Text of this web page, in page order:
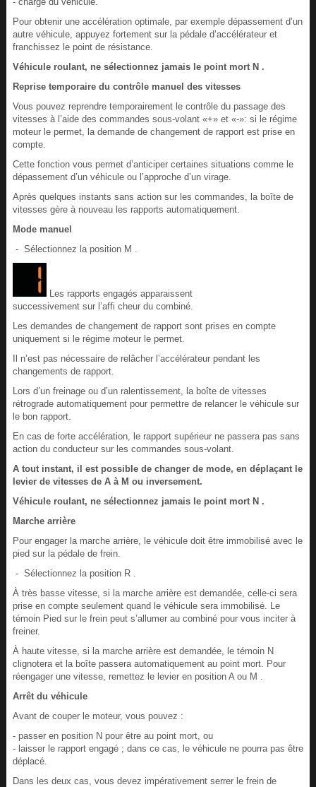
Pour obtenir une accélération optimale, par exemple dépassement d’un
autre véhicule, appuyez fortement sur la pédale d’accélérateur et
franchissez le point de résistance.
Véhicule roulant, ne sélectionnez jamais le point mort N .
Reprise temporaire du contrôle manuel des vitesses
Vous pouvez reprendre temporairement le contrôle du passage des
vitesses à l’aide des commandes sous-volant «+» et «-»: si le régime
moteur le permet, la demande de changement de rapport est prise en
compte.
Cette fonction vous permet d’anticiper certaines situations comme le
dépassement d’un véhicule ou l’approche d’un virage.
Après quelques instants sans action sur les commandes, la boîte de
vitesses gère à nouveau les rapports automatiquement.
Mode manuel
- Sélectionnez la position M .
Les rapports engagés apparaissent
successivement sur l’affi cheur du combiné.
Les demandes de changement de rapport sont prises en compte
uniquement si le régime moteur le permet.
Il n’est pas nécessaire de relâcher l’accélérateur pendant les
changements de rapport.
Lors d’un freinage ou d’un ralentissement, la boîte de vitesses
rétrograde automatiquement pour permettre de relancer le véhicule sur
le bon rapport.
En cas de forte accélération, le rapport supérieur ne passera pas sans
action du conducteur sur les commandes sous-volant.
A tout instant, il est possible de changer de mode, en déplaçant le
levier de vitesses de A à M ou inversement.
Véhicule roulant, ne sélectionnez jamais le point mort N .
Marche arrière
Pour engager la marche arrière, le véhicule doit être immobilisé avec le
pied sur la pédale de frein.
- Sélectionnez la position R .
À très basse vitesse, si la marche arrière est demandée, celle-ci sera
prise en compte seulement quand le véhicule sera immobilisé. Le
témoin Pied sur le frein peut s’allumer au combiné pour vous inciter à
freiner.
À haute vitesse, si la marche arrière est demandée, le témoin N
clignotera et la boîte passera automatiquement au point mort. Pour
réengager une vitesse, remettez le levier en position A ou M .
Arrêt du véhicule
Avant de couper le moteur, vous pouvez :
- passer en position N pour être au point mort, ou
- laisser le rapport engagé ; dans ce cas, le véhicule ne pourra pas être
déplacé.
Dans les deux cas, vous devez impérativement serrer le frein de